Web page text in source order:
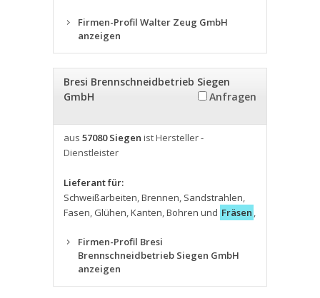
Firmen-Profil Walter Zeug GmbH
anzeigen
Bresi Brennschneidbetrieb Siegen
GmbH
Anfragen
aus 57080 Siegen ist Hersteller -
Dienstleister
Lieferant für:
Schweißarbeiten,Brennen, Sandstrahlen,
Fasen, Glühen,Kanten,Bohren und Fräsen ,
Firmen-Profil Bresi
Brennschneidbetrieb Siegen GmbH
anzeigen